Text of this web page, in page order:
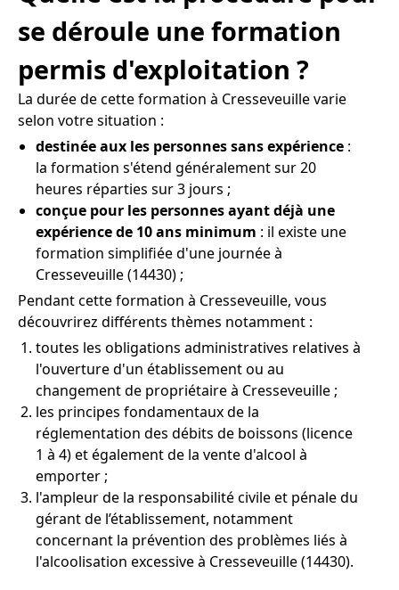
se déroule une formation
permis d'exploitation ?
La durée de cette formation à Cresseveuille varie
selon votre situation :
destinée aux les personnes sans expérience :
la formation s'étend généralement sur 20
heures réparties sur 3 jours ;
conçue pour les personnes ayant déjà une
expérience de 10 ans minimum : il existe une
formation simplifiée d'une journée à
Cresseveuille (14430) ;
Pendant cette formation à Cresseveuille, vous
découvrirez différents thèmes notamment :
toutes les obligations administratives relatives à
l'ouverture d'un établissement ou au
changement de propriétaire à Cresseveuille ;
les principes fondamentaux de la
réglementation des débits de boissons (licence
1 à 4) et également de la vente d'alcool à
emporter ;
l'ampleur de la responsabilité civile et pénale du
gérant de l’établissement, notamment
concernant la prévention des problèmes liés à
l'alcoolisation excessive à Cresseveuille (14430).